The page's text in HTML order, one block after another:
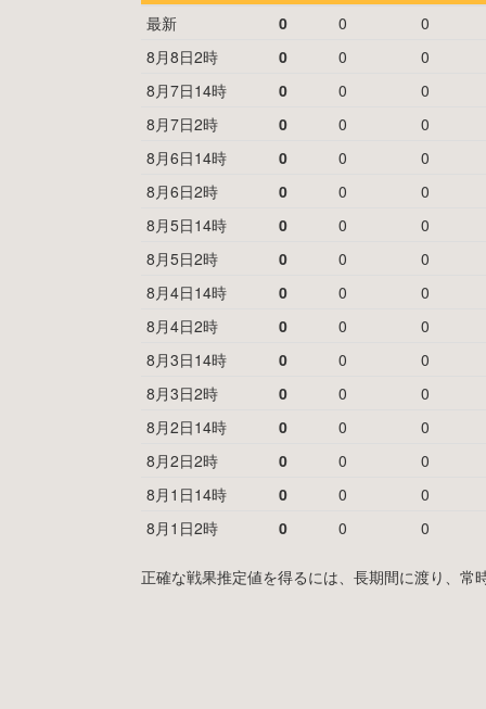
最新
0 0
0
8月8日2時
0 0
0
8月7日14時
0 0
0
8月7日2時
0 0
0
8月6日14時
0 0
0
8月6日2時
0 0
0
8月5日14時
0 0
0
8月5日2時
0 0
0
8月4日14時
0 0
0
8月4日2時
0 0
0
8月3日14時
0 0
0
8月3日2時
0 0
0
8月2日14時
0 0
0
8月2日2時
0 0
0
8月1日14時
0 0
0
8月1日2時
0 0 0
正確な戦果推定値を得るには、長期間に渡り、